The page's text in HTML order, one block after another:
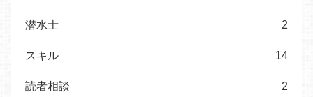
潜水士 2
スキル 14
読者相談 2